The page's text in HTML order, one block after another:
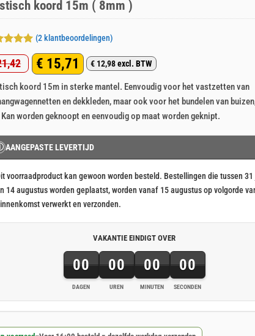
koord 15m ( 8mm )
5
klant
(2 klantbeoordelingen)
€ 15,71 € 12,98excl. BTW
koord 15m in sterke mantel. Eenvoudig voor het vastzetten van
en dekkleden, maar ook voor het bundelen van
worden geknoopt en eenvoudig op maat worden geknipt.
AANGEPASTE LEVERTIJD
voorraadproduct kan gewoon worden besteld. Bestellingen die tussen 31
14 augustus worden geplaatst, worden vanaf 15 augustus op volgorde
verwerkt en verzonden.
VAKANTIE EINDIGT OVER
00
DAGEN
00
UREN
00
MINUTEN
00
SECONDEN